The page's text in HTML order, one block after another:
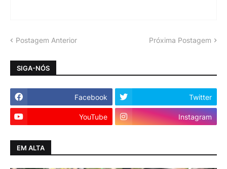
Postagem Anterior Próxima Postagem
SIGA-NÓS
Facebook Twitter
YouTube Instagram
EM ALTA